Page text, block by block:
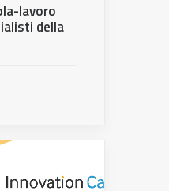
lavoro
della